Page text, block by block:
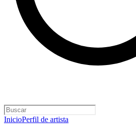
InicioPerfil de artista